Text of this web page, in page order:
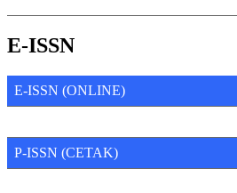
E-ISSN
E-ISSN (ONLINE)
P-ISSN (CETAK)